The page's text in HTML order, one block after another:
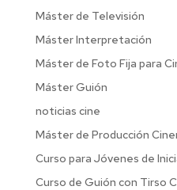
Máster de Televisión
Máster Interpretación
Máster de Foto Fija para
Máster Guión
noticias cine
Máster de Producción
Curso para Jóvenes de
Curso de Guión con Tirso